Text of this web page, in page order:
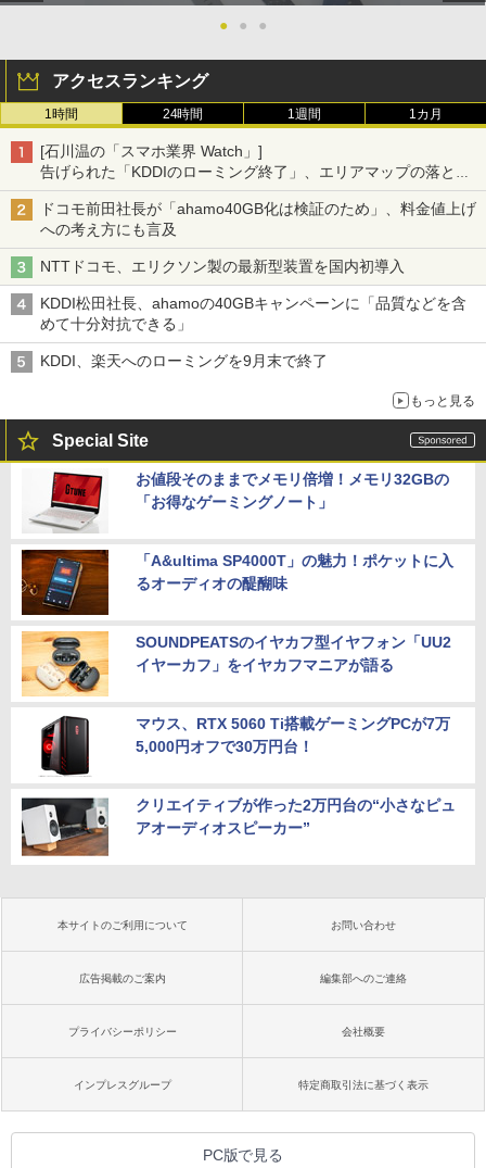
● ● ●
アクセスランキング
1時間 24時間 1週間 1カ月
[石川温の「スマホ業界 Watch」]
告げられた「KDDIのローミング終了」、エリアマップの落とし
穴と楽天モバイルの課題
ドコモ前田社長が「ahamo40GB化は検証のため」、料金値上げ
への考え方にも言及
NTTドコモ、エリクソン製の最新型装置を国内初導入
KDDI松田社長、ahamoの40GBキャンペーンに「品質などを含
めて十分対抗できる」
KDDI、楽天へのローミングを9月末で終了
もっと見る
Special Site
お値段そのままでメモリ倍増！メモリ32GBの
「お得なゲーミングノート」
「A&ultima SP4000T」の魅力！ポケットに入
るオーディオの醍醐味
SOUNDPEATSのイヤカフ型イヤフォン「UU2
イヤーカフ」をイヤカフマニアが語る
マウス、RTX 5060 Ti搭載ゲーミングPCが7万
5,000円オフで30万円台！
クリエイティブが作った2万円台の“小さなピュ
アオーディオスピーカー”
本サイトのご利用について お問い合わせ
広告掲載のご案内 編集部へのご連絡
プライバシーポリシー 会社概要
インプレスグループ 特定商取引法に基づく表示
PC版で見る